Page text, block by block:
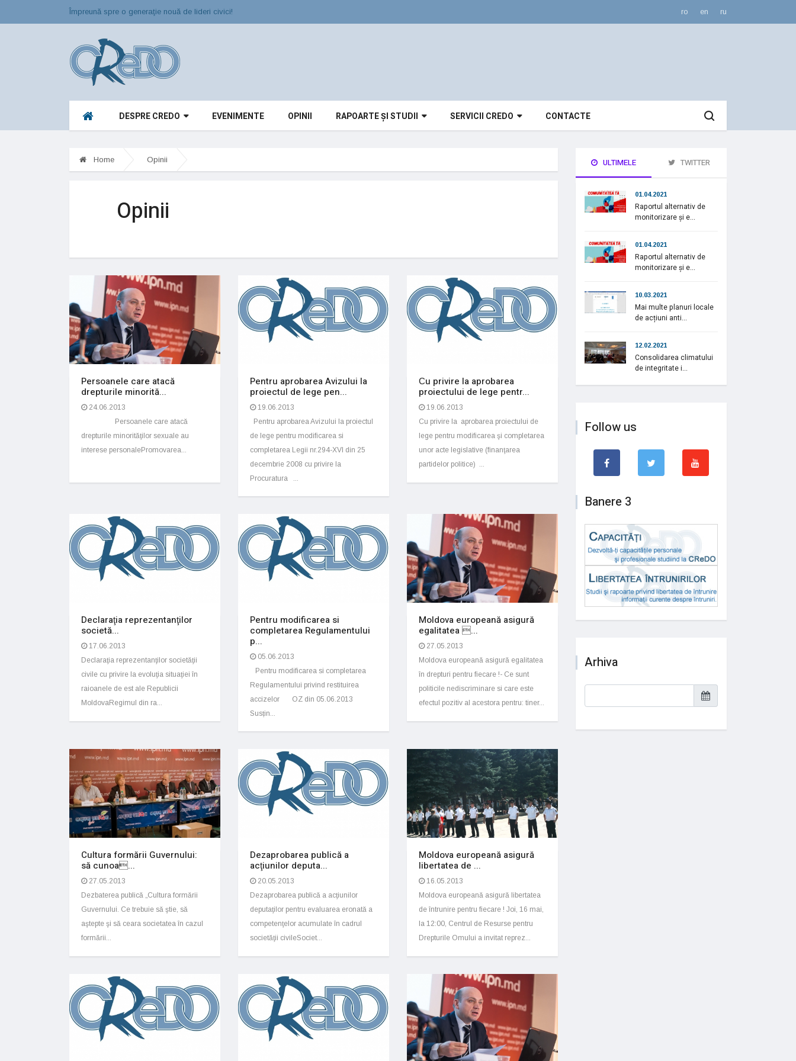
Împreună spre o generaţie nouă de lideri civici! ro en ru
DESPRE CREDO EVENIMENTE OPINII RAPOARTE ȘI STUDII SERVICII CREDO CONTACTE
Home Opinii
Opinii
Persoanele care atacă
drepturile minorită...
24.06.2013
Persoanele care atacă
drepturile minorităţilor sexuale au
interese personalePromovarea...
Pentru aprobarea Avizului la
proiectul de lege pen...
19.06.2013
Pentru aprobarea Avizului la proiectul
de lege pentru modificarea si
completarea Legii nr.294-XVI din 25
decembrie 2008 cu privire la
Procuratura ...
Сu privire la aprobarea
proiectului de lege pentr...
19.06.2013
Cu privire la aprobarea proiectului de
lege pentru modificarea şi completarea
unor acte legislative (finanţarea
partidelor politice) ...
Declaraţia reprezentanţilor
societă...
17.06.2013
Declaraţia reprezentanţilor societăţii
civile cu privire la evoluţia situaţiei în
raioanele de est ale Republicii
MoldovaRegimul din ra...
Pentru modificarea si
completarea Regulamentului
p...
05.06.2013
Pentru modificarea si completarea
Regulamentului privind restituirea
accizelor OZ din 05.06.2013
Susțin...
Moldova europeană asigură
egalitatea ...
27.05.2013
Moldova europeană asigură egalitatea
în drepturi pentru fiecare !- Ce sunt
politicile nediscriminare si care este
efectul pozitiv al acestora pentru: tiner...
Cultura formării Guvernului:
să cunoa...
27.05.2013
Dezbaterea publică „Cultura formării
Guvernului. Ce trebuie să ştie, să
aştepte şi să ceara societatea în cazul
formării...
Dezaprobarea publică a
acţiunilor deputa...
20.05.2013
Dezaprobarea publică a acţiunilor
deputaţilor pentru evaluarea eronată a
competenţelor acumulate în cadrul
societăţii civileSociet...
Moldova europeană asigură
libertatea de ...
16.05.2013
Moldova europeană asigură libertatea
de întrunire pentru fiecare ! Joi, 16 mai,
la 12:00, Centrul de Resurse pentru
Drepturile Omului a invitat reprez...
ULTIMELE TWITTER
01.04.2021
Raportul alternativ de
monitorizare și e...
01.04.2021
Raportul alternativ de
monitorizare și e...
10.03.2021
Mai multe planuri locale
de acțiuni anti...
12.02.2021
Consolidarea climatului
de integritate i...
Follow us
Banere 3
Arhiva